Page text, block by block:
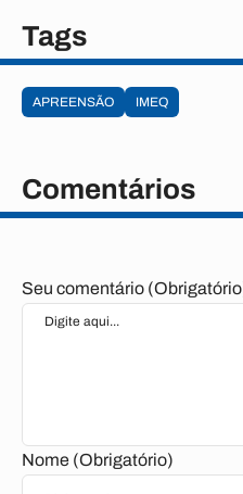
Tags
APREENSÃO IMEQ
Comentários
Seu comentário
Nome (Obrigatório)